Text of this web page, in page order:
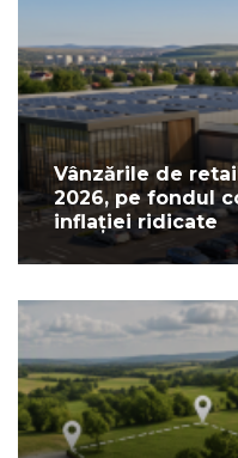
Vânzările de
2026, pe fondul
inflației ridicate